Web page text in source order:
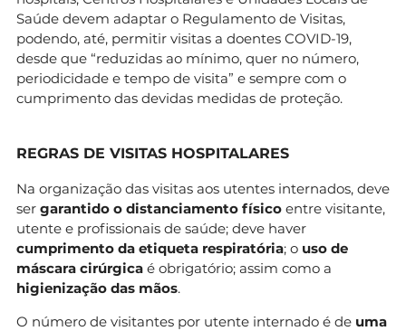
Saúde devem adaptar o Regulamento de Visitas,
podendo, até, permitir visitas a doentes COVID-19,
desde que “reduzidas ao mínimo, quer no número,
periodicidade e tempo de visita” e sempre com o
cumprimento das devidas medidas de proteção.
REGRAS DE VISITAS HOSPITALARES
Na organização das visitas aos utentes internados, deve
ser garantido o distanciamento físico entre visitante,
utente e profissionais de saúde; deve haver
cumprimento da etiqueta respiratória; o uso de
máscara cirúrgica é obrigatório; assim como a
higienização das mãos.
O número de visitantes por utente internado é de uma